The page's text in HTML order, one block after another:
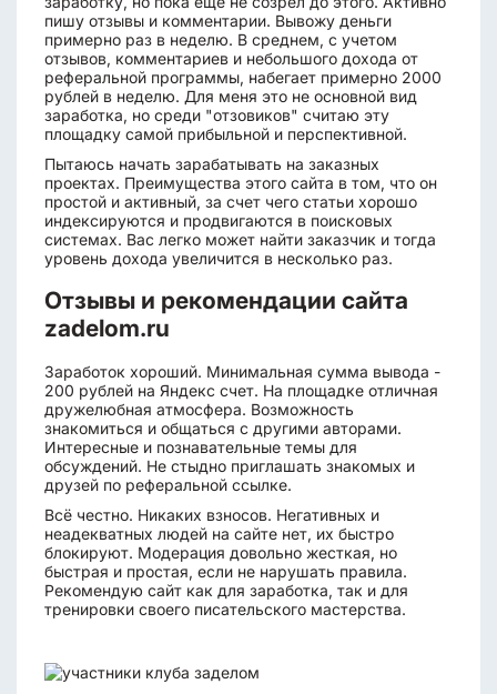
пишу отзывы и комментарии. Вывожу деньги
примерно раз в неделю. В среднем, с учетом
отзывов, комментариев и небольшого дохода от
реферальной программы, набегает примерно 2000
рублей в неделю. Для меня это не основной вид
заработка, но среди "отзовиков" считаю эту
площадку самой прибыльной и перспективной.
Пытаюсь начать зарабатывать на заказных
проектах. Преимущества этого сайта в том, что он
простой и активный, за счет чего статьи хорошо
индексируются и продвигаются в поисковых
системах. Вас легко может найти заказчик и тогда
уровень дохода увеличится в несколько раз.
Отзывы и рекомендации сайта
zadelom.ru
Заработок хороший. Минимальная сумма вывода -
200 рублей на Яндекс счет. На площадке отличная
дружелюбная атмосфера. Возможность
знакомиться и общаться с другими авторами.
Интересные и познавательные темы для
обсуждений. Не стыдно приглашать знакомых и
друзей по реферальной ссылке.
Всё честно. Никаких взносов. Негативных и
неадекватных людей на сайте нет, их быстро
блокируют. Модерация довольно жесткая, но
быстрая и простая, если не нарушать правила.
Рекомендую сайт как для заработка, так и для
тренировки своего писательского мастерства.